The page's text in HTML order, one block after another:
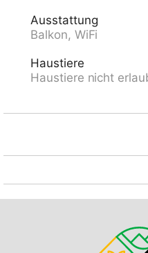
Outlet, Mendrisio,
Luino, Ponte Tresa,
Nara, Valle di Blenio,
Seen in der Umgebung
akzeptiert keine
Hausbeispiel. Weitere
Ferienwohnung Ref.
sind individuell
Ausstattung
Balkon, WiFi
Haustiere
Haustiere nicht